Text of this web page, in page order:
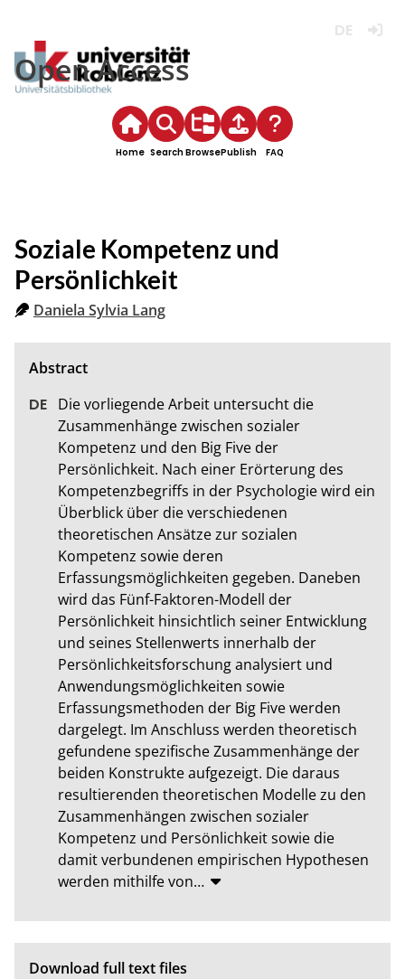
Open Access
Home SearchBrowsePublish FAQ
Soziale Kompetenz und
Persönlichkeit
Daniela Sylvia Lang
Die vorliegende Arbeit untersucht die
Zusammenhänge zwischen sozialer
Kompetenz und den Big Five der
Persönlichkeit. Nach einer Erörterung des
Kompetenzbegriffs in der Psychologie wird ein
Überblick über die verschiedenen
theoretischen Ansätze zur sozialen
Kompetenz sowie deren
Erfassungsmöglichkeiten gegeben. Daneben
wird das Fünf-Faktoren-Modell der
Persönlichkeit hinsichtlich seiner Entwicklung
und seines Stellenwerts innerhalb der
Persönlichkeitsforschung analysiert und
Anwendungsmöglichkeiten sowie
Erfassungsmethoden der Big Five werden
dargelegt. Im Anschluss werden theoretisch
gefundene spezifische Zusammenhänge der
beiden Konstrukte aufgezeigt. Die daraus
resultierenden theoretischen Modelle zu den
Zusammenhängen zwischen sozialer
Kompetenz und Persönlichkeit sowie die
damit verbundenen empirischen Hypothesen
werden mithilfe von…
Download full text files